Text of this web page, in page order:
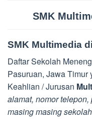
SMK
SMK Multimedia
Daftar Sekolah
Pasuruan, Jawa Timur
Keahlian / Jurusan
alamat, nomor
masing masing sekolah